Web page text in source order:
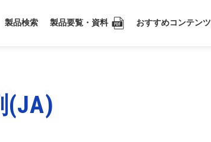
製品検索 製品要覧・資料 おすすめコンテンツ
(JA)